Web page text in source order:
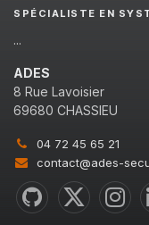
SPÉCIALISTE EN
...
ADES
8 Rue Lavoisier
69680 CHASSIEU
04 72 45 65 21
contact@ades-